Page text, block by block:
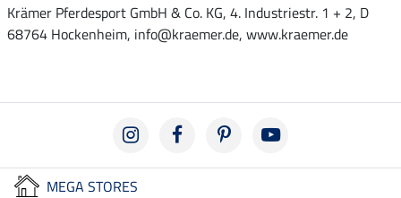
Krämer Pferdesport GmbH & Co. KG, 4. Industriestr. 1 + 2, D
68764 Hockenheim, info@kraemer.de, www.kraemer.de
MEGA STORES